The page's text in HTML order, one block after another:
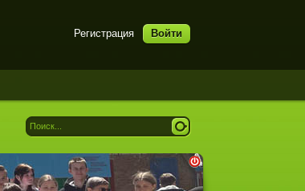
Регистрация Войти